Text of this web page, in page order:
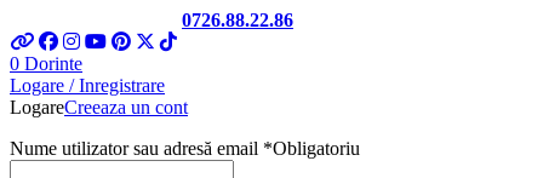
0726.88.22.86
0 Dorinte
Logare / Inregistrare
LogareCreeaza un cont
Nume utilizator sau adresă email *Obligatoriu